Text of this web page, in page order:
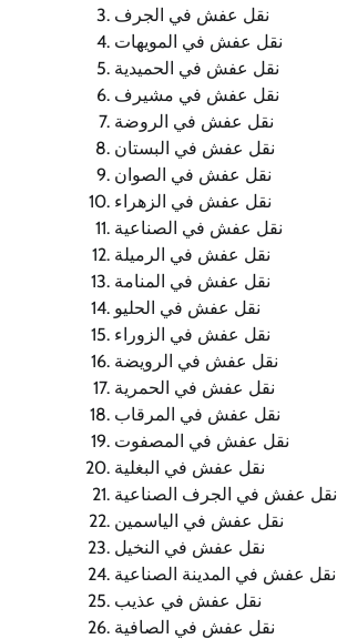
نقل عفش في الجرف
نقل عفش في المويهات
نقل عفش في الحميدية
نقل عفش في مشيرف
نقل عفش في الروضة
نقل عفش في البستان
نقل عفش في الصوان
نقل عفش في الزهراء
نقل عفش في الصناعية
نقل عفش في الرميلة
نقل عفش في المنامة
نقل عفش في الحليو
نقل عفش في الزوراء
نقل عفش في الرويضة
نقل عفش في الحمرية
نقل عفش في المرقاب
نقل عفش في المصفوت
نقل عفش في البغلية
نقل عفش في الجرف الصناعية
نقل عفش في الياسمين
نقل عفش في النخيل
نقل عفش في المدينة الصناعية
نقل عفش في عذيب
نقل عفش في الصافية